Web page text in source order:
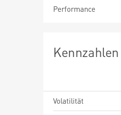
Performance
Volatilität